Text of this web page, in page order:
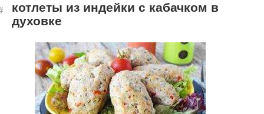
котлеты из индейки с кабачком в
духовке